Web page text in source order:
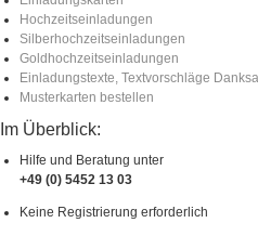
Hochzeitseinladungen
Silberhochzeitseinladungen
Goldhochzeitseinladungen
Einladungstexte, Textvorschläge
Musterkarten bestellen
Im Überblick:
Hilfe und Beratung unter
+49 (0) 5452 13 03
Keine Registrierung erforderlich